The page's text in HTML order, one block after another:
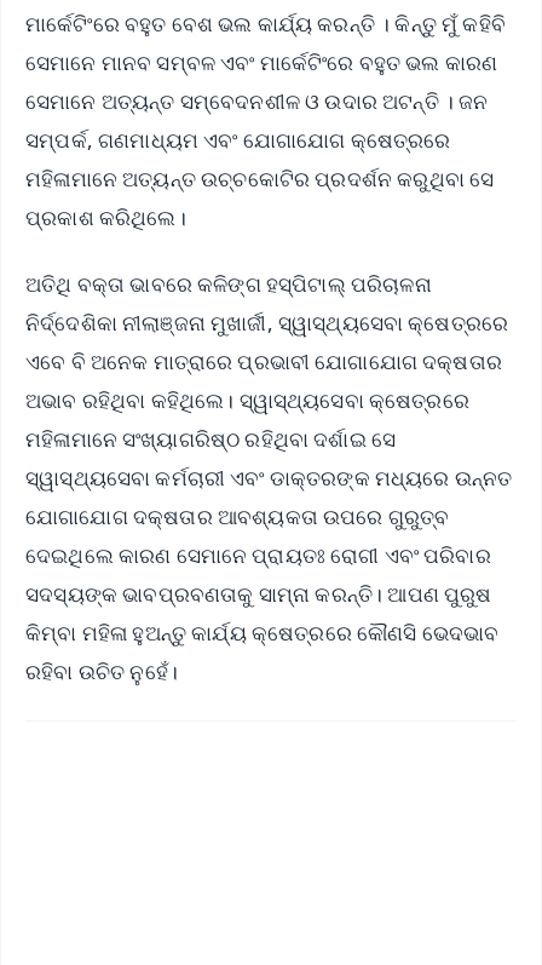
ମାର୍କେଟିଂରେ ବହୁତ ବେଶ ଭଲ କାର୍ଯ୍ୟ କରନ୍ତି । କିନ୍ତୁ ମୁଁ କହିବି
ସେମାନେ ମାନବ ସମ୍ବଳ ଏବଂ ମାର୍କେଟିଂରେ ବହୁତ ଭଲ କାରଣ
ସେମାନେ ଅତ୍ୟନ୍ତ ସମ୍ବେଦନଶୀଳ ଓ ଉଦାର ଅଟନ୍ତି । ଜନ
ସମ୍ପର୍କ, ଗଣମାଧ୍ୟମ ଏବଂ ଯୋଗାଯୋଗ କ୍ଷେତ୍ରରେ
ମହିଳାମାନେ ଅତ୍ୟନ୍ତ ଉଚ୍ଚକୋଟିର ପ୍ରଦର୍ଶନ କରୁଥିବା ସେ
ପ୍ରକାଶ କରିଥିଲେ।
ଅତିଥି ବକ୍ତା ଭାବରେ କଳିଙ୍ଗ ହସ୍ପିଟାଲ୍ ପରିଚାଳନା
ନିର୍ଦ୍ଦେଶିକା ନୀଲାଞ୍ଜନା ମୁଖାର୍ଜୀ, ସ୍ୱାସ୍ଥ୍ୟସେବା କ୍ଷେତ୍ରରେ
ଏବେ ବି ଅନେକ ମାତ୍ରାରେ ପ୍ରଭାବୀ ଯୋଗାଯୋଗ ଦକ୍ଷତାର
ଅଭାବ ରହିଥିବା କହିଥିଲେ। ସ୍ୱାସ୍ଥ୍ୟସେବା କ୍ଷେତ୍ରରେ
ମହିଳାମାନେ ସଂଖ୍ୟାଗରିଷ୍ଠ ରହିଥିବା ଦର୍ଶାଇ ସେ
ସ୍ୱାସ୍ଥ୍ୟସେବା କର୍ମଚାରୀ ଏବଂ ଡାକ୍ତରଙ୍କ ମଧ୍ୟରେ ଉନ୍ନତ
ଯୋଗାଯୋଗ ଦକ୍ଷତାର ଆବଶ୍ୟକତା ଉପରେ ଗୁରୁତ୍ବ
ଦେଇଥିଲେ କାରଣ ସେମାନେ ପ୍ରାୟତଃ ରୋଗୀ ଏବଂ ପରିବାର
ସଦସ୍ୟଙ୍କ ଭାବପ୍ରବଣତାକୁ ସାମ୍ନା କରନ୍ତି। ଆପଣ ପୁରୁଷ
କିମ୍ବା ମହିଳା ହୁଅନ୍ତୁ କାର୍ଯ୍ୟ କ୍ଷେତ୍ରରେ କୌଣସି ଭେଦଭାବ
ରହିବା ଉଚିତ ନୁହେଁ।